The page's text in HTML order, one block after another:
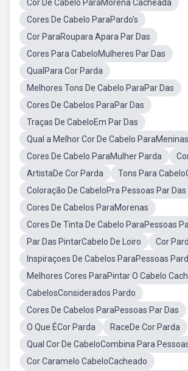
Cor De Cabelo ParaMorena Cacheada
Cores De Cabelo ParaPardo's
Cor ParaRoupara Apara Par Das
Cores Para CabeloMulheres Par Das
QualPara Cor Parda
Melhores Tons De Cabelo ParaPar Das
Cores De Cabelos ParaPar Das
Traças De CabeloEm Par Das
Qual a Melhor Cor De Cabelo
Cores De Cabelo ParaMulher Parda
ArtistaDe Cor Parda
Tons Para
Coloração De CabeloPra Pessoas Par Das
Cores De Cabelos ParaMorenas
Cores De Tinta De Cabelo ParaPessoas
Par Das PintarCabelo De Loiro
Cor
Inspiraçoes De Cabelos ParaPessoas
Melhores Cores ParaPintar O Cabelo
CabelosConsiderados Pardo
Cores De Cabelos ParaPessoas Par Das
O Que ÉCor Parda
RaceDe Cor Parda
Qual Cor De CabeloCombina Para
Cor Caramelo CabeloCacheado